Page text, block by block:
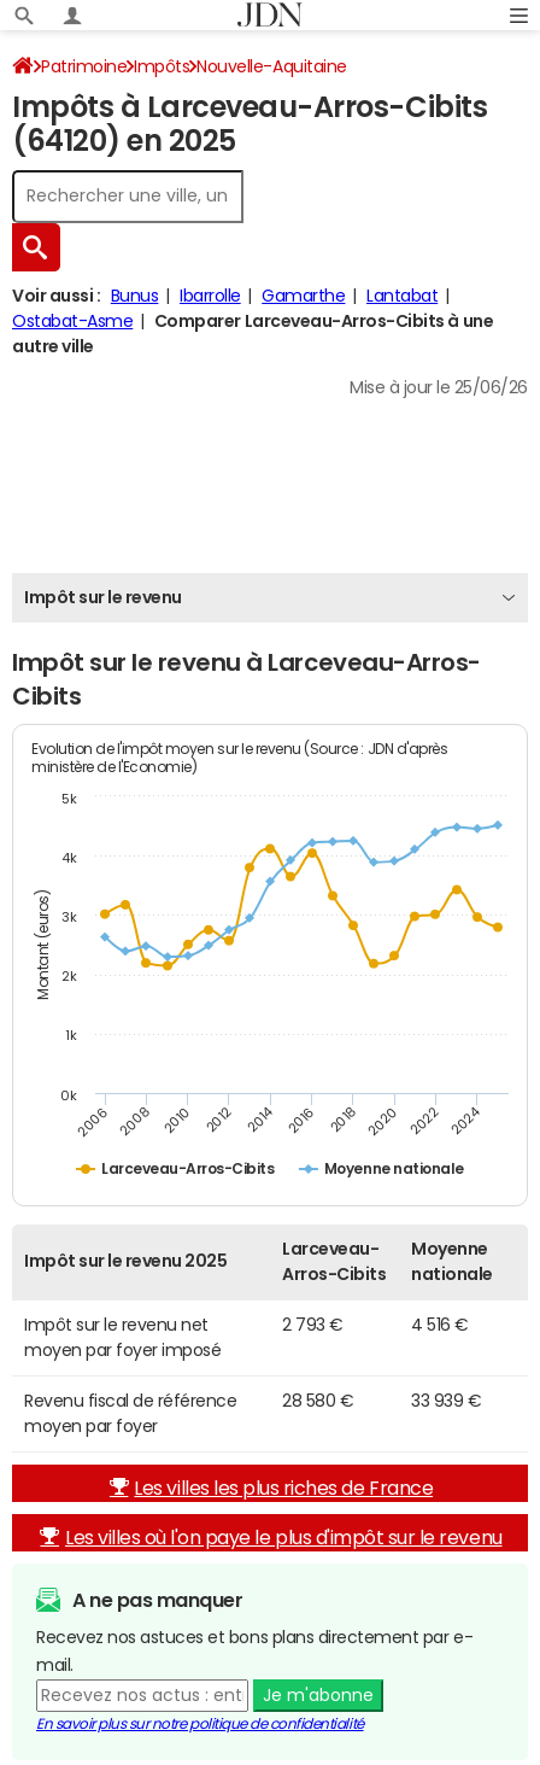
Patrimoine Impôts Nouvelle-Aquitaine
Pyrénées-Atlantiques Larceveau-Arros-Cibits
Impôts à Larceveau-Arros-Cibits
(64120) en 2025
Voir aussi : Bunus Ibarrolle Gamarthe
Lantabat
Ostabat-Asme
Comparer Larceveau-Arros-Cibits à une
autre ville
Mise à jour le 25/06/26
Impôt sur le revenu
Impôt sur le revenu à Larceveau-Arros-
Cibits
Montant (euros)
Evolution de l'impôt moyen sur le revenu (Source : JDN d'après
ministère de l'Economie)
Larceveau-Arros-Cibits Moyenne nationale
2006 2008 2010 2012 2014 2016 2018 2020 2022 2024
0k
1k
2k
3k
4k
5k
Impôt sur le revenu 2025
Larceveau-
Arros-Cibits
Moyenne
nationale
Impôt sur le revenu net
moyen par foyer imposé
2 793 € 4 516 €
Revenu fiscal de référence
moyen par foyer
28 580 € 33 939 €
Les villes les plus riches de France
Les villes où l'on paye le plus d'impôt sur le revenu
A ne pas manquer
Recevez nos astuces et bons plans directement par e-
mail.
Je m'abonne
En savoir plus sur notre politique de confidentialité